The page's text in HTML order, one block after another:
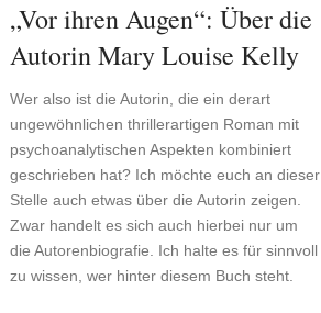
„Vor ihren Augen“: Über die
Autorin Mary Louise Kelly
Wer also ist die Autorin, die ein derart
ungewöhnlichen thrillerartigen Roman mit
psychoanalytischen Aspekten kombiniert
geschrieben hat? Ich möchte euch an dieser
Stelle auch etwas über die Autorin zeigen.
Zwar handelt es sich auch hierbei nur um
die Autorenbiografie. Ich halte es für sinnvoll
zu wissen, wer hinter diesem Buch steht.